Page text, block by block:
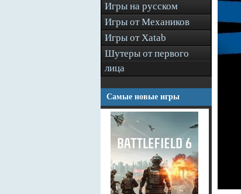
Игры на русском
Игры от Механиков
Игры от Xatab
Шутеры от первого
лица
Самые новые игры